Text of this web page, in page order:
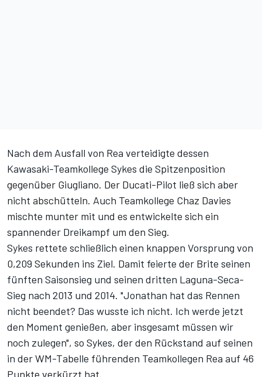
Nach dem Ausfall von Rea verteidigte dessen
Kawasaki-Teamkollege Sykes die Spitzenposition
gegenüber Giugliano. Der Ducati-Pilot ließ sich aber
nicht abschütteln. Auch Teamkollege Chaz Davies
mischte munter mit und es entwickelte sich ein
spannender Dreikampf um den Sieg.
Sykes rettete schließlich einen knappen Vorsprung von
0,209 Sekunden ins Ziel. Damit feierte der Brite seinen
fünften Saisonsieg und seinen dritten Laguna-Seca-
Sieg nach 2013 und 2014. "Jonathan hat das Rennen
nicht beendet? Das wusste ich nicht. Ich werde jetzt
den Moment genießen, aber insgesamt müssen wir
noch zulegen", so Sykes, der den Rückstand auf seinen
in der WM-Tabelle führenden Teamkollegen Rea auf 46
Punkte verkürzt hat.